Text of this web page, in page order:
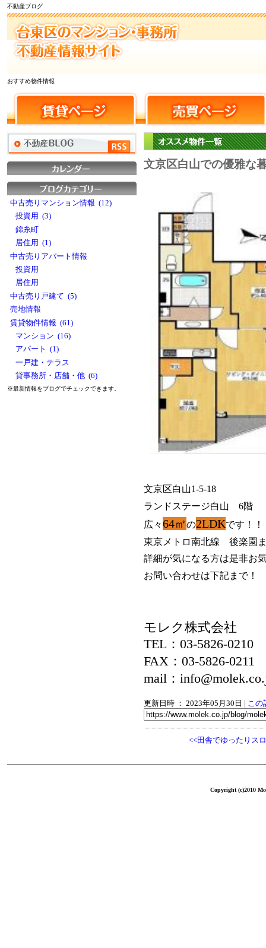
不動産ブログ
おすすめ物件情報
文京区白山での優雅な
文京区白山1-5-18
ランドステージ白山 6階
広々64㎡の2LDKです！！
東京メトロ南北線 後楽園
詳細が気になる方は是非お
お問い合わせは下記まで！
モレク株式会社
TEL：03-5826-0210
FAX：03-5826-0211
mail：
更新日時 ： 2023年05月30日 | この
<<田舎でゆったりス
中古売りマンション情報 (12)
投資用 (3)
錦糸町
居住用 (1)
中古売りアパート情報
投資用
居住用
中古売り戸建て (5)
売地情報
賃貸物件情報 (61)
マンション (16)
アパート (1)
一戸建・テラス
貸事務所・店舗・他 (6)
※最新情報をブログでチェックできます。
Copyright (c)2010